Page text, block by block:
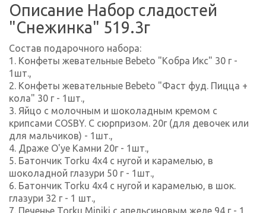
Описание Набор сладостей
"Снежинка" 519.3г
Состав подарочного набора:
1. Конфеты жевательные Bebeto "Кобра Икс" 30 г -
1шт.,
2. Конфеты жевательные Bebeto "Фаст фуд. Пицца +
кола" 30 г - 1шт.,
3. Яйцо с молочным и шоколадным кремом с
крипсами COSBY. С сюрпризом. 20г (для девочек или
для мальчиков) - 1шт.,
4. Драже O'ye Камни 20г - 1шт.,
5. Батончик Torku 4x4 с нугой и карамелью, в
шоколадной глазури 50 г - 1шт.,
6. Батончик Torku 4x4 с нугой и карамелью, в шок.
глазури 32 г - 1 шт.,
7. Печенье Torku Miniki с апельсиновым желе 94 г - 1